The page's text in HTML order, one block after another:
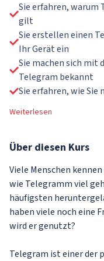
Sie erfahren, warum
gilt
Sie erstellen einen
Ihr Gerät ein
Sie machen sich mit
Telegram bekannt
Sie erfahren, wie
Weiterlesen
Über diesen Kurs
Viele Menschen
wie Telegramm viel
häufigsten
haben viele noch eine
wird er genutzt?
Telegram ist einer der